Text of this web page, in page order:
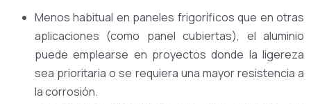
Menos habitual en paneles frigoríficos que en otras
aplicaciones (como panel cubiertas), el aluminio
puede emplearse en proyectos donde la ligereza
sea prioritaria o se requiera una mayor resistencia a
la corrosión.